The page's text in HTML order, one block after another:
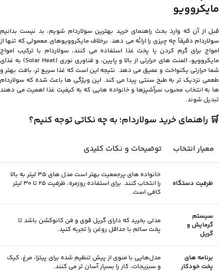
مایکروویو
قبل از آن که وارد بحث راهنمای خرید بهترین سولاردام شویم، بد نیست بدانیم
سولاردام دقیقاً چه چیزی را ارائه می دهد. برخلاف مایکروویوهای معمولی که تنها از
امواج برای گرم کردن یا پخت غذا استفاده می کنند، سولاردام با ترکیب امواج
مایکروویو، المنت های حرارتی از بالا و پایین، و فناوری نوری (Solar Heat) به غذای
شما حرارتی یکنواخت و عمیق می دهد. نتیجه این است که غذا سریع تر، بافت بهتر و
طعمی نزدیک تر به طبخ سنتی پیدا می کند. این ویژگی ها باعث شده که سولاردام
ها به انتخاب محبوب سرآشپزها و خانواده هایی که به کیفیت غذا اهمیت می دهند
تبدیل شوند.
🛒 راهنمای خرید سولاردام؛ به چه نکاتی توجه کنیم؟
معیار انتخاب توضیحات و نکات کلیدی
ظرفیت دستگاه
خانواده‌ های پرجمعیت بهتر است مدل‌ های 35 لیتر به بالا
را انتخاب کنند. برای استفاده روزمره، ظرفیت 25 تا 30 لیتر
کافی است.
سیستم
گرمایش و
گریل
مدلی بخرید که دارای گریل قوی و فن کانوکشن باشد تا
پخت سالم با حداقل روغن را تجربه کنید.
برنامه‌ های
پخت خودکار
مدل‌هایی با منوی از پیش تنظیم‌ شده برای پیتزا، مرغ، کیک
و سبزیجات، کار را بسیار آسان‌ تر می‌ کنند.